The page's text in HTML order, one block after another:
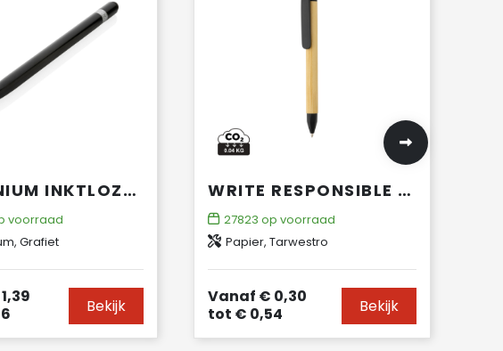
ALUMINIUM INKTLOZE PEN MET GUM
voorraad
Grafiet
Bekijk
WRITE RESPONSIBLE RECYCLED PAPIEREN PEN
27823 op voorraad
Papier, Tarwestro
Vanaf € 0,30
tot € 0,54 Bekijk